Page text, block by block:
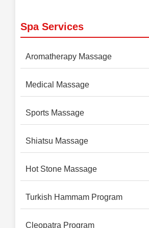
Spa Services
Aromatherapy Massage
Medical Massage
Sports Massage
Shiatsu Massage
Hot Stone Massage
Turkish Hammam Program
Cleopatra Program